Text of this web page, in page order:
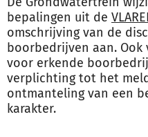
bepalingen uit de
omschrijving van de
boorbedrijven aan. Ook
voor erkende
verplichting tot het
ontmanteling van een
karakter.